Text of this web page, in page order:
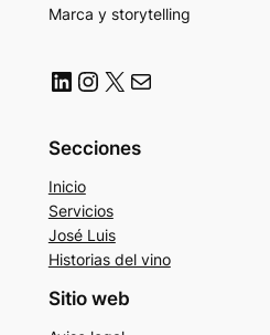
Marca y storytelling
LinkedIn Instagram X Correo electrónico
Secciones
Inicio
Servicios
José Luis
Historias del vino
Sitio web